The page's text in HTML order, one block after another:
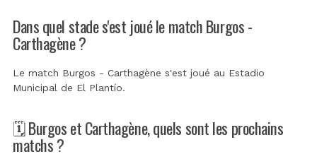
Dans quel stade s'est joué le match Burgos -
Carthagène ?
Le match Burgos - Carthagène s'est joué au Estadio
Municipal de El Plantío.
🗓️ Burgos et Carthagène, quels sont les prochains
matchs ?